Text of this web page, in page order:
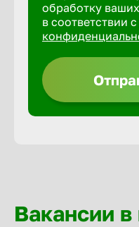
обработку
в соответствии с
Вакансии